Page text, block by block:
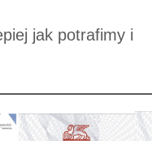
jak potrafimy i